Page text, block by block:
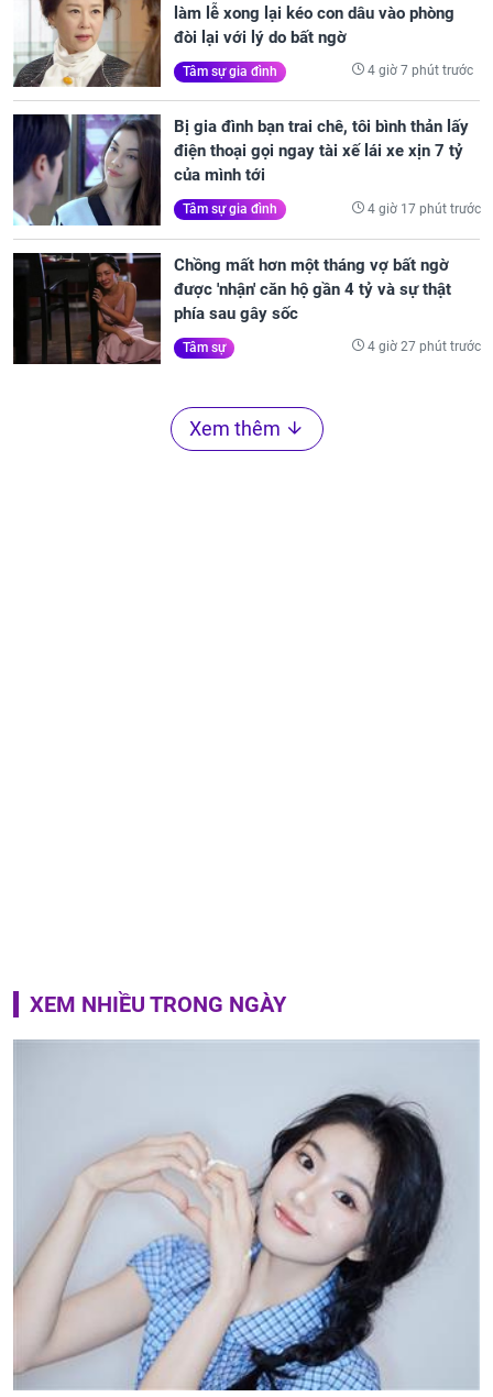
làm lễ xong lại kéo con dâu vào phòng
đòi lại với lý do bất ngờ
Tâm sự gia đình 4 giờ 7 phút trước
Bị gia đình bạn trai chê, tôi bình thản lấy
điện thoại gọi ngay tài xế lái xe xịn 7 tỷ
của mình tới
Tâm sự gia đình 4 giờ 17 phút trước
Chồng mất hơn một tháng vợ bất ngờ
được 'nhận' căn hộ gần 4 tỷ và sự thật
phía sau gây sốc
Tâm sự 4 giờ 27 phút trước
Xem thêm
XEM NHIỀU TRONG NGÀY